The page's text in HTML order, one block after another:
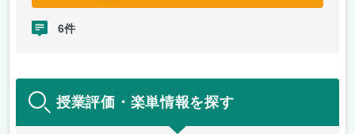
6件
授業評価・楽単情報を探す